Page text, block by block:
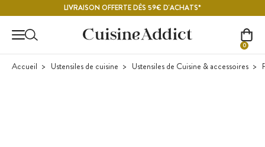
LIVRAISON OFFERTE DÈS 59€ D'ACHATS*
0
Accueil Ustensiles de cuisine Ustensiles de Cuisine & accessoires